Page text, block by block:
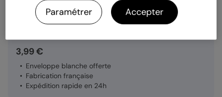
Quantité 1 carte
3,99 €
Enveloppe blanche offerte
Fabrication française
Expédition rapide en 24h
Paramétrer Accepter